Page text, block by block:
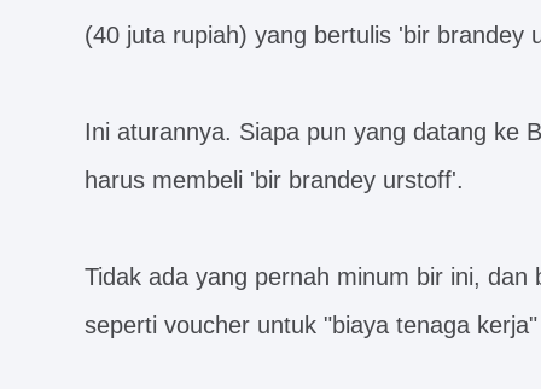
(40 juta rupiah) yang bertulis 'bir brandey
Ini aturannya. Siapa pun yang datang ke
harus membeli 'bir brandey urstoff'.
Tidak ada yang pernah minum bir ini,
seperti voucher untuk "biaya tenaga